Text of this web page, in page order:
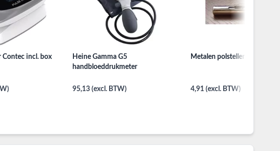
Contec incl. box
Heine Gamma G5
handbloeddrukmeter
95,13 (excl. BTW)
Metalen polsteller een half
4,91 (excl. BTW)